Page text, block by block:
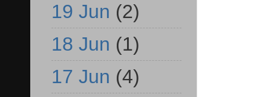
19 Jun (2)
18 Jun (1)
17 Jun (4)